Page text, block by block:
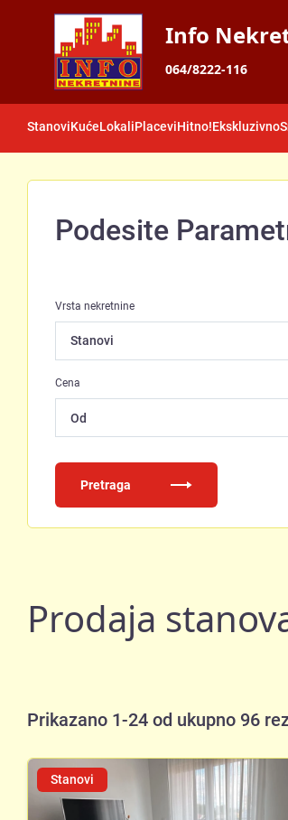
Info
064/8222-116
StanoviKućeLokaliPlaceviHitno!Ekskluzivno
Podesite
Vrsta nekretnine
Cena
Pretraga
Prodaja
Prikazano 1-24 od ukupno 96
Stanovi